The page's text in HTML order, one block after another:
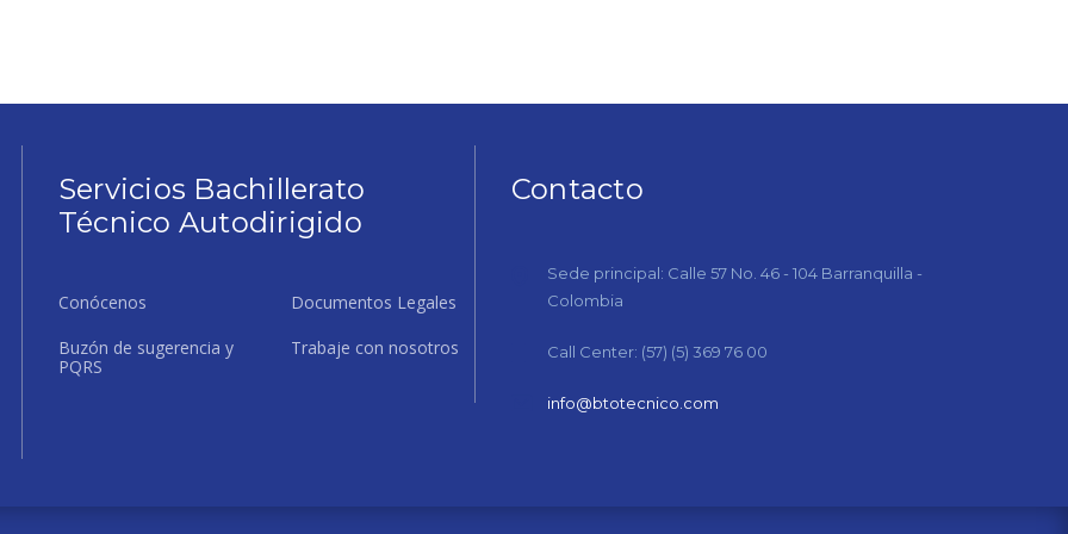
Servicios Bachillerato
Técnico Autodirigido
Conócenos
Documentos Legales
Buzón de sugerencia y
PQRS
Trabaje con nosotros
Contacto
Sede principal: Calle 57 No. 46 - 104 Barranquilla -
Colombia
Call Center: (57) (5) 369 76 00
info@btotecnico.com